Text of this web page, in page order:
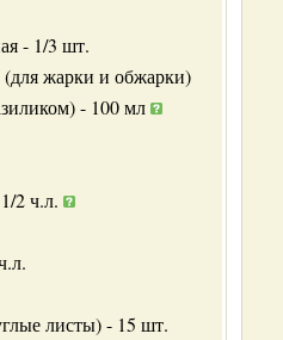
- 1/3 шт.
(для жарки и обжарки)
- 100 мл
2 ч.л.
листы) - 15 шт.